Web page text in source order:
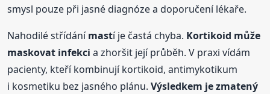
smysl pouze při jasné diagnóze a doporučení lékaře.
Nahodilé střídánímastí je častá chyba. Kortikoid může
maskovat infekci a zhoršit její průběh. V praxi vídám
pacienty, kteří kombinují kortikoid, antimykotikum
i kosmetiku bez jasného plánu.Výsledkem je zmatený